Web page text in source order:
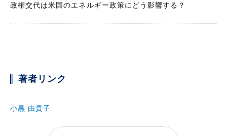
政権交代は米国のエネルギー政策にどう影響する？
著者リンク
小黒 由貴子